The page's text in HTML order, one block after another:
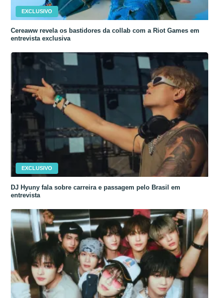
EXCLUSIVO
Cereaww revela os bastidores da collab com a Riot Games em
entrevista exclusiva
EXCLUSIVO
DJ Hyuny fala sobre carreira e passagem pelo Brasil em
entrevista